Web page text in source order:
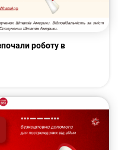
роботу в